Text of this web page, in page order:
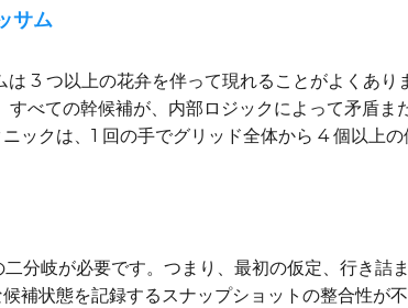
サム
3 つ以上の花弁を伴って現れることがよくあ
べての幹候補が、内部ロジックによって矛盾
ックは、1 回の手でグリッド全体から 4 個以上
分岐が必要です。つまり、最初の仮定、行き
補状態を記録するスナップショットの整合性が